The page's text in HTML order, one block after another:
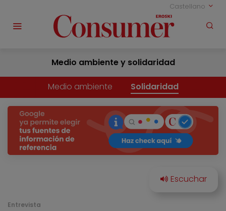
Castellano
Medio ambiente y solidaridad
Medio ambiente Solidaridad
Entrevista